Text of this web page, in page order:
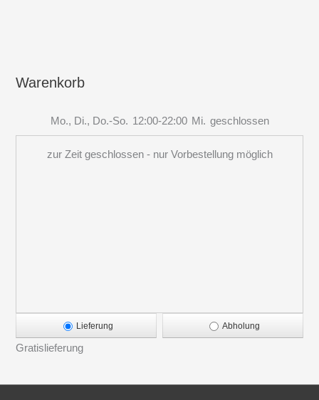
Warenkorb
Mo., Di., Do.-So. 12:00-22:00 Mi. geschlossen
zur Zeit geschlossen - nur Vorbestellung möglich
Lieferung Abholung
Gratislieferung